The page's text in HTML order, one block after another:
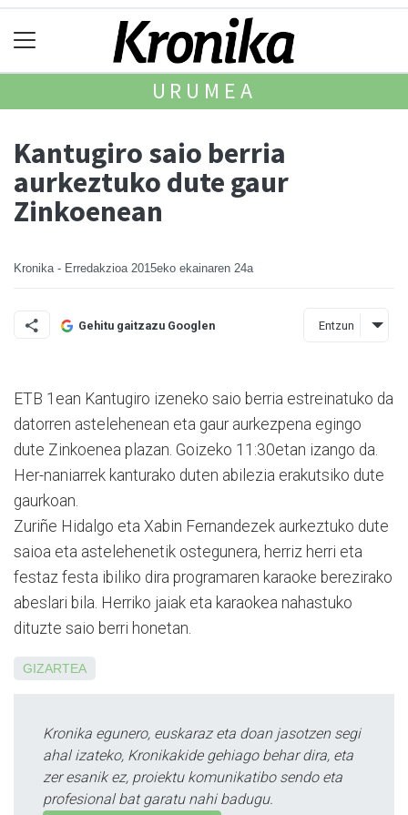
URUMEA
Kantugiro saio berria
aurkeztuko dute gaur
Zinkoenean
Kronika - Erredakzioa 2015eko ekainaren 24a
Gehitu gaitzazu Googlen Entzun
ETB 1ean Kantugiro izeneko saio berria estreinatuko da
datorren astelehenean eta gaur aurkezpena egingo
dute Zinkoenea plazan. Goizeko 11:30etan izango da.
Her-naniarrek kanturako duten abilezia erakutsiko dute
gaurkoan.
Zuriñe Hidalgo eta Xabin Fernandezek aurkeztuko dute
saioa eta astelehenetik ostegunera, herriz herri eta
festaz festa ibiliko dira programaren karaoke berezirako
abeslari bila. Herriko jaiak eta karaokea nahastuko
dituzte saio berri honetan.
GIZARTEA
Kronika egunero, euskaraz eta doan jasotzen segi
ahal izateko, Kronikakide gehiago behar dira, eta
zer esanik ez, proiektu komunikatibo sendo eta
profesional bat garatu nahi badugu.